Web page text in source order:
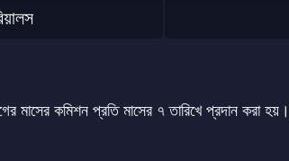
মাসের কমিশন প্রতি মাসের ৭ তারিখে প্রদান করা হয়।